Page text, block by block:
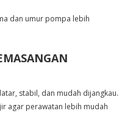
dan umur pompa lebih
stabil, dan mudah dijangkau.
agar perawatan lebih mudah